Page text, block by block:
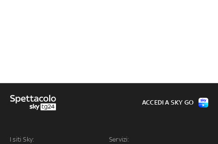
I siti Sky: Servizi:
ACCEDI A SKY GO